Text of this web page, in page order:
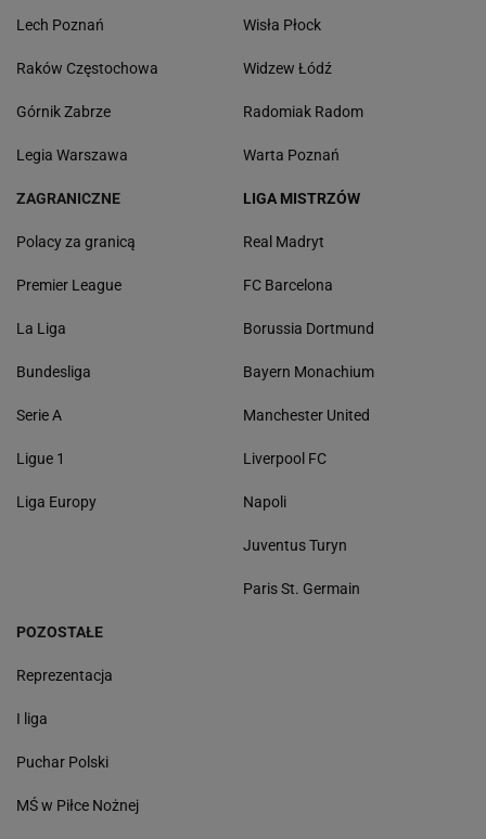
Lech Poznań
Raków Częstochowa
Górnik Zabrze
Legia Warszawa
Wisła Płock
Widzew Łódź
Radomiak Radom
Warta Poznań
ZAGRANICZNE
Polacy za granicą
Premier League
La Liga
Bundesliga
Serie A
Ligue 1
Liga Europy
LIGA MISTRZÓW
Real Madryt
FC Barcelona
Borussia Dortmund
Bayern Monachium
Manchester United
Liverpool FC
Napoli
Juventus Turyn
Paris St. Germain
POZOSTAŁE
Reprezentacja
I liga
Puchar Polski
MŚ w Piłce Nożnej